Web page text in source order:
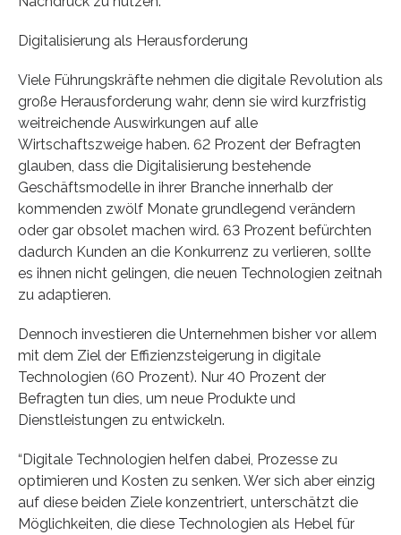
Digitalisierung als Herausforderung
Viele Führungskräfte nehmen die digitale Revolution als
große Herausforderung wahr, denn sie wird kurzfristig
weitreichende Auswirkungen auf alle
Wirtschaftszweige haben. 62 Prozent der Befragten
glauben, dass die Digitalisierung bestehende
Geschäftsmodelle in ihrer Branche innerhalb der
kommenden zwölf Monate grundlegend verändern
oder gar obsolet machen wird. 63 Prozent befürchten
dadurch Kunden an die Konkurrenz zu verlieren, sollte
es ihnen nicht gelingen, die neuen Technologien zeitnah
zu adaptieren.
Dennoch investieren die Unternehmen bisher vor allem
mit dem Ziel der Effizienzsteigerung in digitale
Technologien (60 Prozent). Nur 40 Prozent der
Befragten tun dies, um neue Produkte und
Dienstleistungen zu entwickeln.
“Digitale Technologien helfen dabei, Prozesse zu
optimieren und Kosten zu senken. Wer sich aber einzig
auf diese beiden Ziele konzentriert, unterschätzt die
Möglichkeiten, die diese Technologien als Hebel für